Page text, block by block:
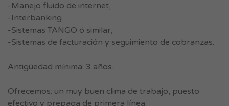
-Manejo fluido de internet,
-Interbanking
-Sistemas TANGO ó similar,
-Sistemas de facturación y seguimiento de cobranzas.
Antigüedad mínima: 3 años.
Ofrecemos: un muy buen clima de trabajo, puesto
efectivo y prepaga de primera línea.